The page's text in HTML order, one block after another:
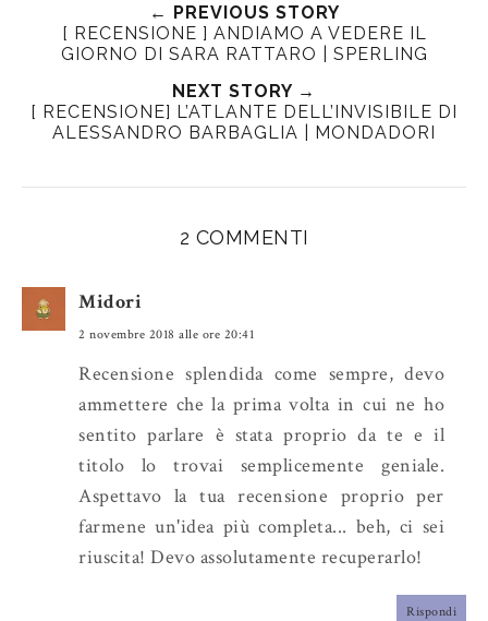
e
T
h
s
r
O
n
a
O
n
o
u
s
← PREVIOUS STORY
[ RECENSIONE ] ANDIAMO A VEDERE IL
GIORNO DI SARA RATTARO | SPERLING
NEXT STORY →
[ RECENSIONE] L’ATLANTE DELL’INVISIBILE DI
ALESSANDRO BARBAGLIA | MONDADORI
2 COMMENTI
Midori
2 novembre 2018 alle ore 20:41
Recensione splendida come sempre, devo
ammettere che la prima volta in cui ne ho
sentito parlare è stata proprio da te e il
titolo lo trovai semplicemente geniale.
Aspettavo la tua recensione proprio per
farmene un'idea più completa... beh, ci sei
riuscita! Devo assolutamente recuperarlo!
Rispondi